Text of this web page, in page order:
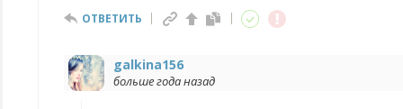
ОТВЕТИТЬ
galkina156
больше года назад